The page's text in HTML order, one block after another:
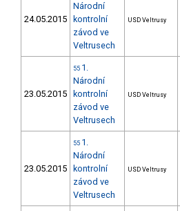
24.05.2015
Národní
kontrolní
závod ve
Veltrusech
USD Veltrusy
23.05.2015
55 1.
Národní
kontrolní
závod ve
Veltrusech
USD Veltrusy
23.05.2015
55 1.
Národní
kontrolní
závod ve
Veltrusech
USD Veltrusy